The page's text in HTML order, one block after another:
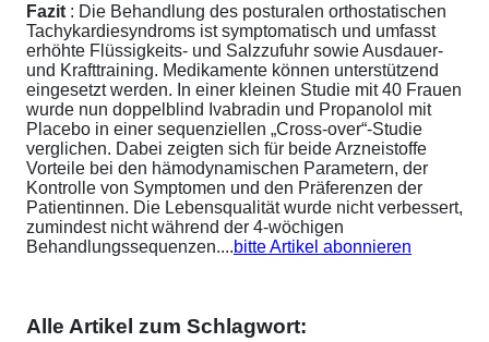
Fazit : Die Behandlung des posturalen orthostatischen
Tachykardiesyndroms ist symptomatisch und umfasst
erhöhte Flüssigkeits- und Salzzufuhr sowie Ausdauer-
und Krafttraining. Medikamente können unterstützend
eingesetzt werden. In einer kleinen Studie mit 40 Frauen
wurde nun doppelblind Ivabradin und Propanolol mit
Placebo in einer sequenziellen „Cross-over“-Studie
verglichen. Dabei zeigten sich für beide Arzneistoffe
Vorteile bei den hämodynamischen Parametern, der
Kontrolle von Symptomen und den Präferenzen der
Patientinnen. Die Lebensqualität wurde nicht verbessert,
zumindest nicht während der 4-wöchigen
Behandlungssequenzen....bitte Artikel abonnieren
Alle Artikel zum Schlagwort: